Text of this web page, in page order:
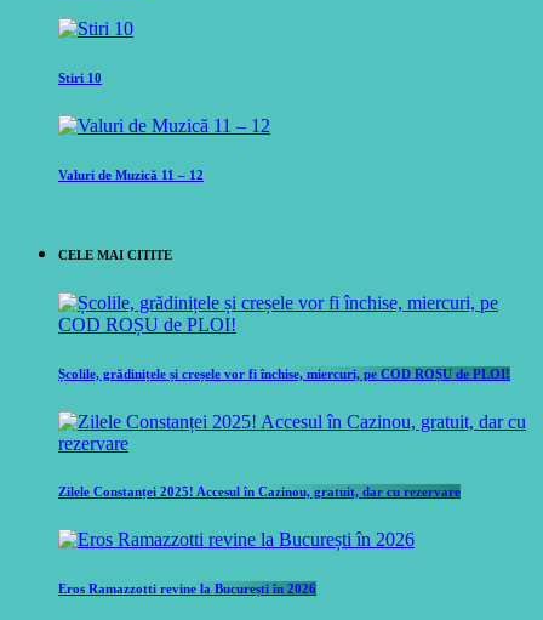
Stiri 10
Valuri de Muzică 11 – 12
CELE MAI CITITE
Școlile, grădinițele și creșele vor fi închise, miercuri, pe COD ROȘU de PLOI!
Zilele Constanței 2025! Accesul în Cazinou, gratuit, dar cu rezervare
Eros Ramazzotti revine la București în 2026